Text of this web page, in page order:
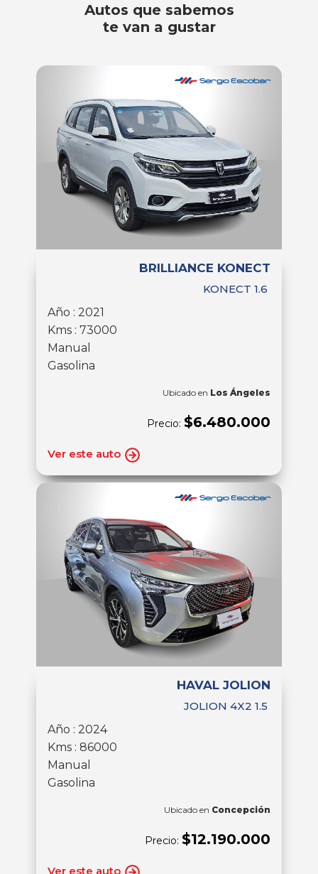
Autos que sabemos
te van a gustar
BRILLIANCE KONECT
KONECT 1.6
Año : 2021
Kms : 73000
Manual
Gasolina
Ubicado en Los Ángeles
Precio: $6.480.000
Ver este auto
HAVAL JOLION
JOLION 4X2 1.5
Año : 2024
Kms : 86000
Manual
Gasolina
Ubicado en Concepción
Precio: $12.190.000
Ver este auto